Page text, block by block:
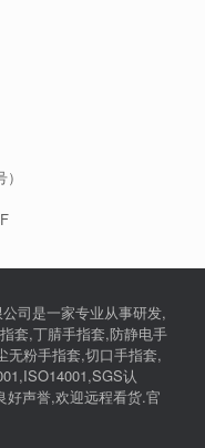
司是一家专业从事研发,
套,丁腈手指套,防静电手
无粉手指套,切口手指套,
认
好声誉,欢迎远程看货.官